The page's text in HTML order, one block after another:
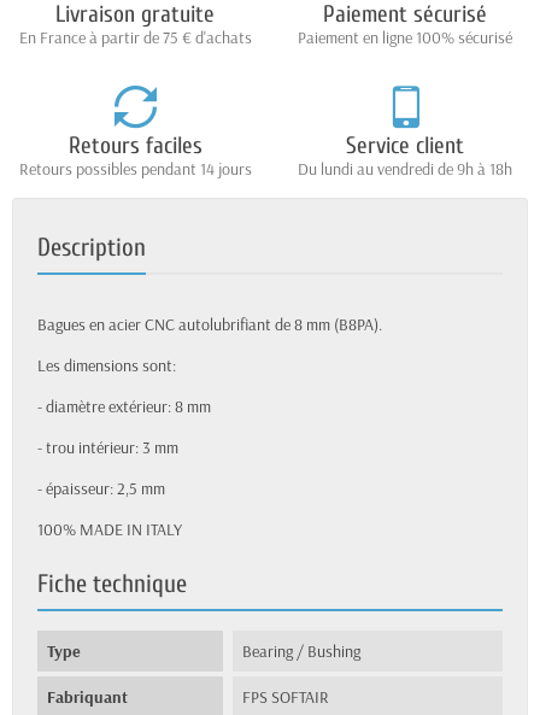
Livraison gratuite
En France à partir de 75 € d'achats
Paiement sécurisé
Paiement en ligne 100% sécurisé
Retours faciles
Retours possibles pendant 14 jours
Service client
Du lundi au vendredi de 9h à 18h
Description
Bagues en acier CNC autolubrifiant de 8 mm (B8PA).
Les dimensions sont:
- diamètre extérieur: 8 mm
- trou intérieur: 3 mm
- épaisseur: 2,5 mm
100% MADE IN ITALY
Fiche technique
Type Bearing / Bushing
Fabriquant FPS SOFTAIR